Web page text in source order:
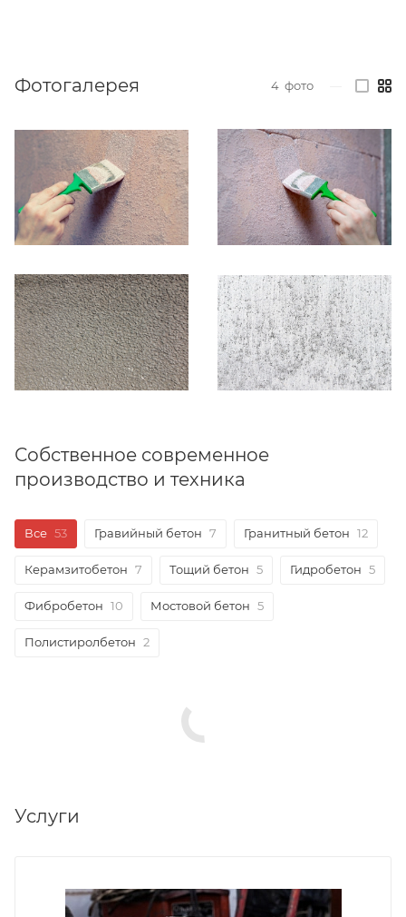
Фотогалерея 4 фото
Собственное современное
производство и техника
Все 53 Гравийный бетон 7 Гранитный бетон 12
Керамзитобетон 7 Тощий бетон 5 Гидробетон 5
Фибробетон 10 Мостовой бетон 5
Полистиролбетон 2
Услуги